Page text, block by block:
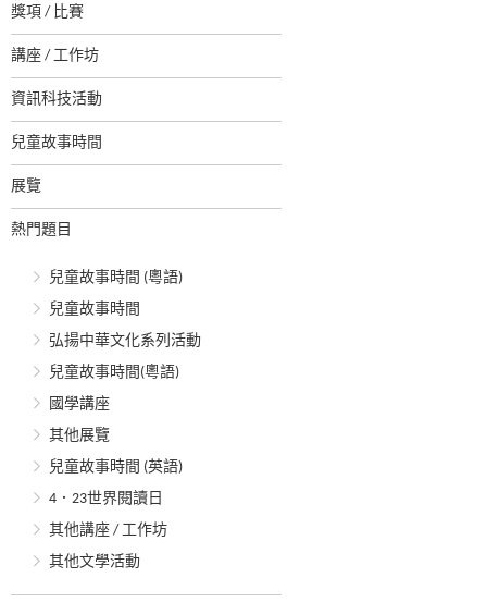
獎項 / 比賽
講座 / 工作坊
資訊科技活動
兒童故事時間
展覽
熱門題目
兒童故事時間 (粵語)
兒童故事時間
弘揚中華文化系列活動
兒童故事時間(粵語)
國學講座
其他展覽
兒童故事時間 (英語)
4．23世界閱讀日
其他講座 / 工作坊
其他文學活動